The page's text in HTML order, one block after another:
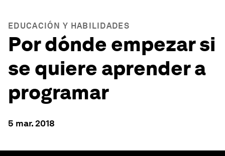
EDUCACIÓN Y HABILIDADES
Por dónde empezar si
se quiere aprender a
programar
5 mar. 2018